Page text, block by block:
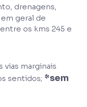
drenagens,
geral de
os kms 245 e
vias marginais
sentidos; *sem